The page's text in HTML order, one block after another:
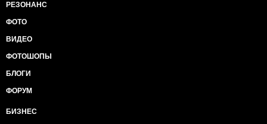
РЕЗОНАНС
ФОТО
ВИДЕО
ФОТОШОПЫ
БЛОГИ
ФОРУМ
БИЗНЕС